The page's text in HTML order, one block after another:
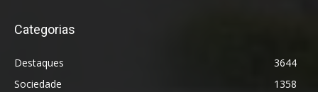
Categorias
Destaques
3644
Sociedade
1358